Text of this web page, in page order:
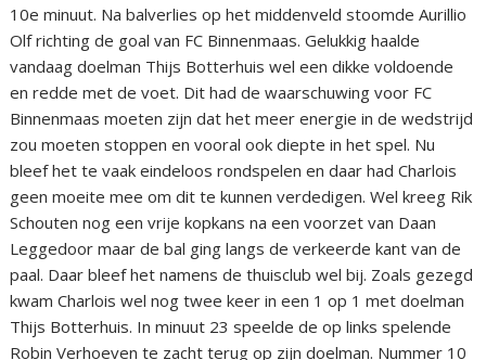
10e minuut. Na balverlies op het middenveld stoomde Aurillio
Olf richting de goal van FC Binnenmaas. Gelukkig haalde
vandaag doelman Thijs Botterhuis wel een dikke voldoende
en redde met de voet. Dit had de waarschuwing voor FC
Binnenmaas moeten zijn dat het meer energie in de wedstrijd
zou moeten stoppen en vooral ook diepte in het spel. Nu
bleef het te vaak eindeloos rondspelen en daar had Charlois
geen moeite mee om dit te kunnen verdedigen. Wel kreeg Rik
Schouten nog een vrije kopkans na een voorzet van Daan
Leggedoor maar de bal ging langs de verkeerde kant van de
paal. Daar bleef het namens de thuisclub wel bij. Zoals gezegd
kwam Charlois wel nog twee keer in een 1 op 1 met doelman
Thijs Botterhuis. In minuut 23 speelde de op links spelende
Robin Verhoeven te zacht terug op zijn doelman. Nummer 10